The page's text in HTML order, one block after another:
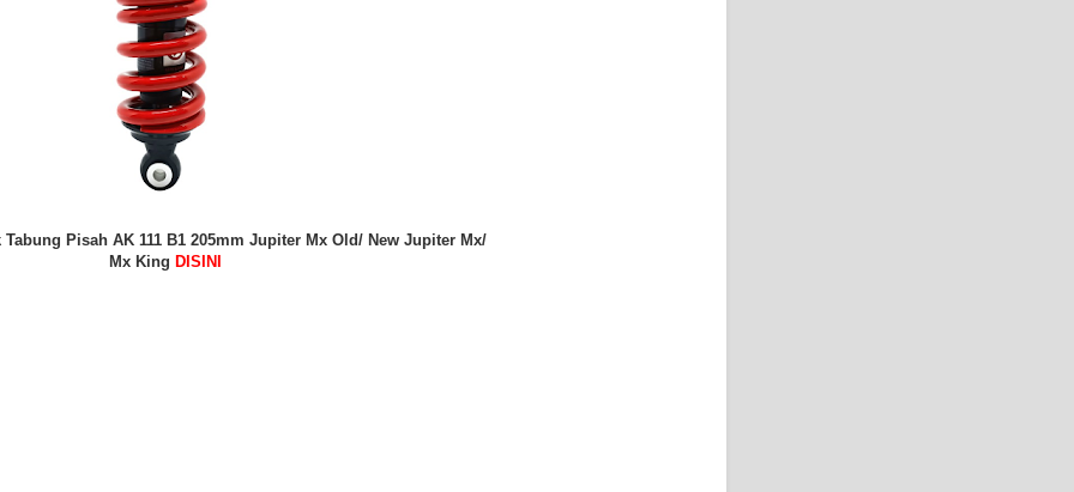
Pisah AK 111 B1 205mm Jupiter Mx Old/ New Jupiter Mx/
Mx King DISINI